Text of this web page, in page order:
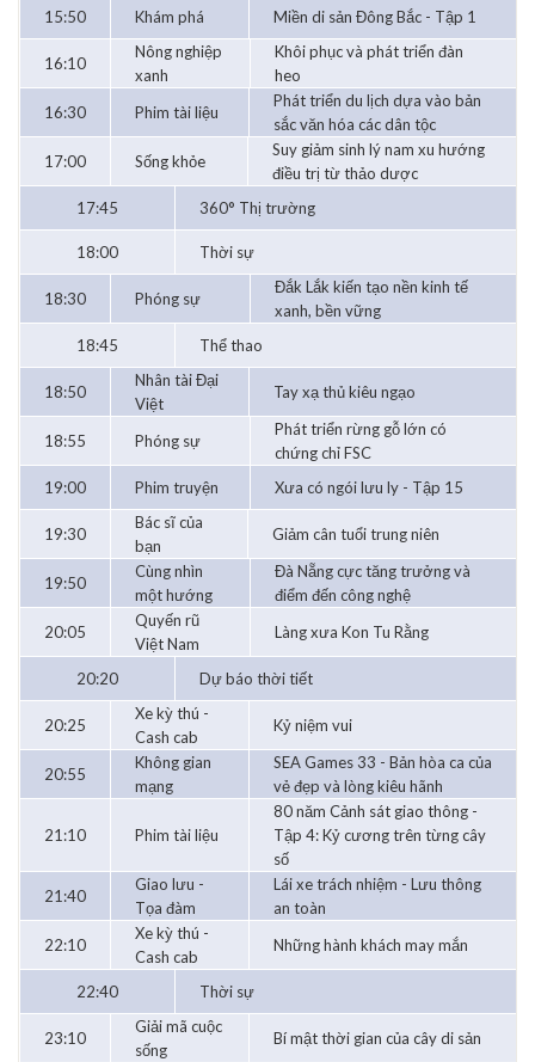
15:50 Khám phá Miền di sản Đông Bắc - Tập 1
16:10
Nông nghiệp
xanh
Khôi phục và phát triển đàn
heo
16:30
Phim tài liệu
Phát triển du lịch dựa vào bản
sắc văn hóa các dân tộc
17:00
Sống khỏe
Suy giảm sinh lý nam xu hướng
điều trị từ thảo dược
17:45
360° Thị trường
18:00 Thời sự
18:30 Phóng sự
Đắk Lắk kiến tạo nền kinh tế
xanh, bền vững
18:45
Thể thao
18:50
Nhân tài Đại
Việt
Tay xạ thủ kiêu ngạo
18:55 Phóng sự
Phát triển rừng gỗ lớn có
chứng chỉ FSC
19:00
Phim truyện Xưa có ngói lưu ly - Tập 15
19:30
Bác sĩ của
bạn
Giảm cân tuổi trung niên
19:50
Cùng nhìn
một hướng
Đà Nẵng cực tăng trưởng và
điểm đến công nghệ
20:05
Quyến rũ
Việt Nam
Làng xưa Kon Tu Rằng
20:20 Dự báo thời tiết
20:25
Xe kỳ thú -
Cash cab
Kỷ niệm vui
20:55
Không gian
mạng
SEA Games 33 - Bản hòa ca của
vẻ đẹp và lòng kiêu hãnh
21:10 Phim tài liệu
80 năm Cảnh sát giao thông -
Tập 4: Kỷ cương trên từng cây
số
21:40
Giao lưu -
Tọa đàm
Lái xe trách nhiệm - Lưu thông
an toàn
22:10
Xe kỳ thú -
Cash cab
Những hành khách may mắn
22:40 Thời sự
23:10
Giải mã cuộc
sống
Bí mật thời gian của cây di sản